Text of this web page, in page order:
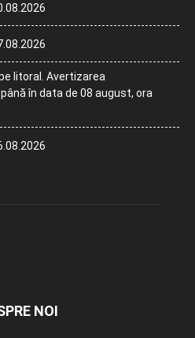
litoral. Avertizarea
în data de 08 august, ora
NOI